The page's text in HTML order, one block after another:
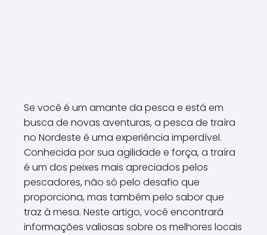
Se você é um amante da pesca e está em
busca de novas aventuras, a pesca de traíra
no Nordeste é uma experiência imperdível.
Conhecida por sua agilidade e força, a traíra
é um dos peixes mais apreciados pelos
pescadores, não só pelo desafio que
proporciona, mas também pelo sabor que
traz à mesa. Neste artigo, você encontrará
informações valiosas sobre os melhores locais